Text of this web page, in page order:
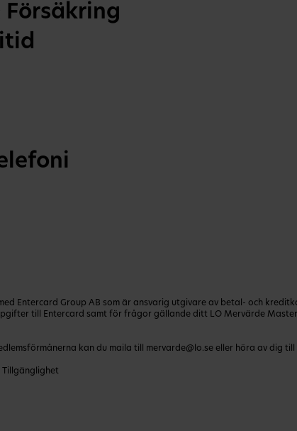
Försäkring
Entercard Group AB som är ansvarig utgivare av betal- och
till Entercard samt för frågor gällande ditt LO Mervärde
kan du maila till mervarde@lo.se eller höra av dig till
Tillgänglighet